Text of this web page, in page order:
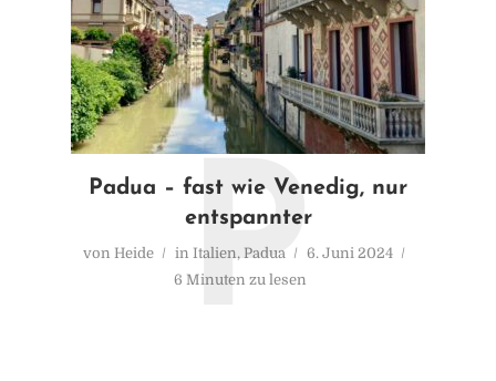
Padua – fast wie Venedig, nur
entspannter
von Heide in Italien, Padua
6. Juni 2024
6 Minuten zu lesen
P